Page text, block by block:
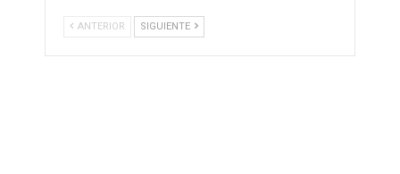
ANTERIOR SIGUIENTE